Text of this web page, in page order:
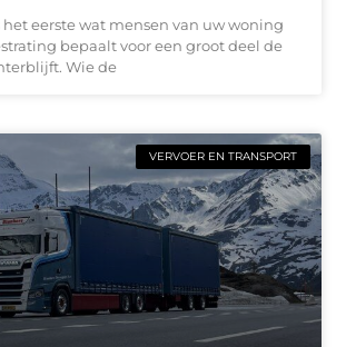
het eerste wat mensen van uw woning
bepaalt voor een groot deel de
Wie de
VERVOER EN TRANSPORT